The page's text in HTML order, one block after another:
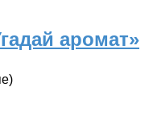
аромат»